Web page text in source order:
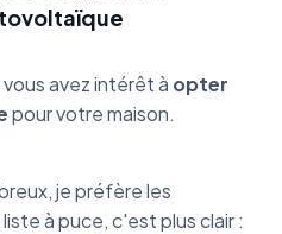
avez intérêt à opter
pour votre maison.
je préfère les
à puce, c'est plus clair :